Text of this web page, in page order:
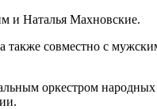
и Наталья Махновские.
также совместно с
оркестром